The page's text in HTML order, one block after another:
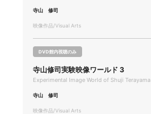
寺山 修司
映像作品/Visual Arts
DVD館内視聴のみ
寺山修司実験映像ワールド 3
Experimental Image World of Shuji Terayama
寺山 修司
映像作品/Visual Arts